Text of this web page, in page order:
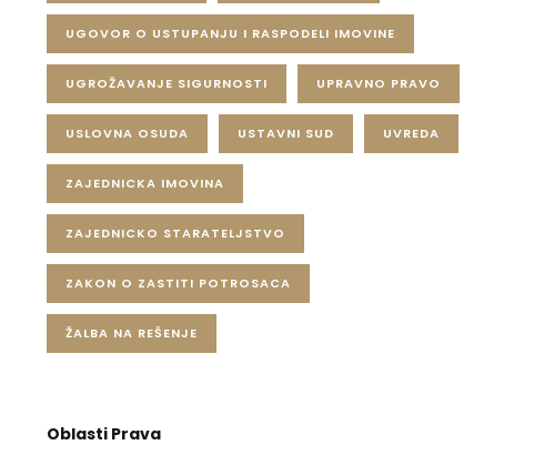
UGOVOR O USTUPANJU I RASPODELI IMOVINE
UGROŽAVANJE SIGURNOSTI UPRAVNO PRAVO
USLOVNA OSUDA USTAVNI SUD UVREDA
ZAJEDNICKA IMOVINA
ZAJEDNICKO STARATELJSTVO
ZAKON O ZASTITI POTROSACA
ŽALBA NA REŠENJE
Oblasti Prava